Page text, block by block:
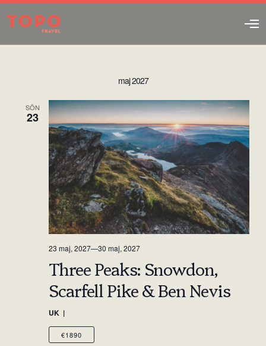
O
e
u
maj 2027
SÖN
23
Three Peaks: Snowdon,
Scarfell Pike & Ben Nevis
23 maj, 2027—30 maj, 2027
UK
€1890